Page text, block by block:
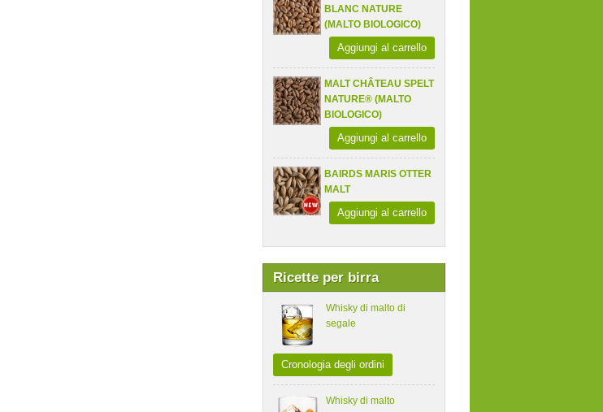
BLANC NATURE
(MALTO BIOLOGICO)
Aggiungi al carrello
MALT CHÂTEAU SPELT
NATURE® (MALTO
BIOLOGICO)
Aggiungi al carrello
BAIRDS MARIS OTTER
MALT
Aggiungi al carrello
Ricette per birra
Whisky di malto di
segale
Cronologia degli ordini
Whisky di malto